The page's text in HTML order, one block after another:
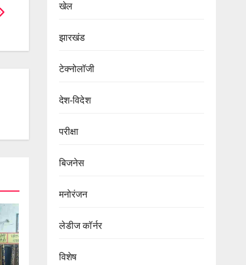
खेल
झारखंड
टेक्नोलॉजी
देश-विदेश
परीक्षा
बिजनेस
मनोरंजन
लेडीज कॉर्नर
विशेष